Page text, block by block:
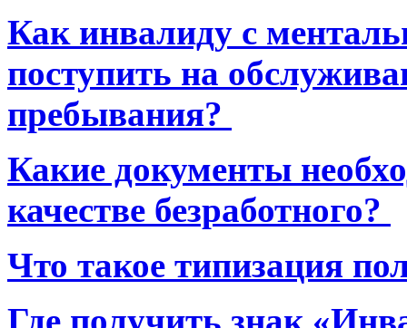
Как инвалиду с
поступить на
пребывания?
Какие документы
качестве безработного?
Что такое типизация